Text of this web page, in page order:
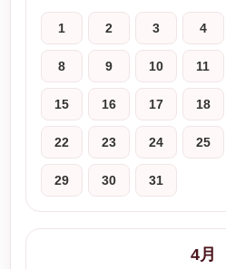
1 2 3 4
8 9 10 11
15 16 17 18
22 23 24 25
29 30 31
4月